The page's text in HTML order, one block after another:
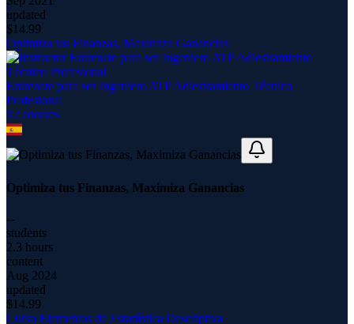
updated
$14.99
Optimiza tus Finanzas, Maximiza Ganancias
Entrenate para ser Ingeniero ATP Adiestramiento Técnico
Profesional
12 courses
Optimiza tus Finanzas, Maximiza Ganancias
--
students
2.3 hours
content
Aug 2024
updated
$14.99
Curso Elementos de Estadística Descriptiva